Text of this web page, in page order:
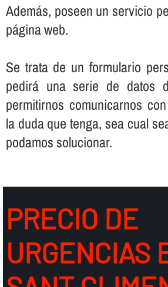
Además, poseen un servicio
página web.
Se trata de un formulario
pedirá una serie de datos
permitirnos comunicarnos
la duda que tenga, sea cual
podamos solucionar.
PRECIO DE
URGENCIAS